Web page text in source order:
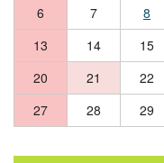
6
7 8
13
14 15
20
21 22
27
28 29